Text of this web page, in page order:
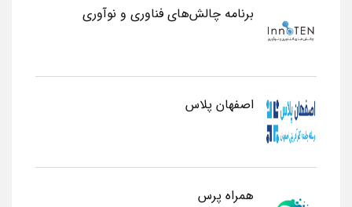
برنامه چالش‌های فناوری و نوآوری
اصفهان پلاس
همراه پرس